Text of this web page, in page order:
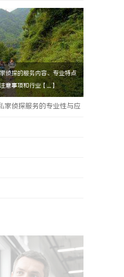
侦探的服务内容、专业特点
意事项和行业【....】
家侦探服务的专业性与应